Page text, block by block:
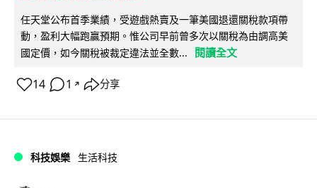
任天堂公布首季業績，受遊戲熱賣及一筆美國退還關稅款項帶
動，盈利大幅跑贏預期。惟公司早前曾多次以關稅為由調高美
國定價，如今關稅被裁定違法並全數...
閱讀全文
14 1 ↗ 分享
科技娛樂 生活科技